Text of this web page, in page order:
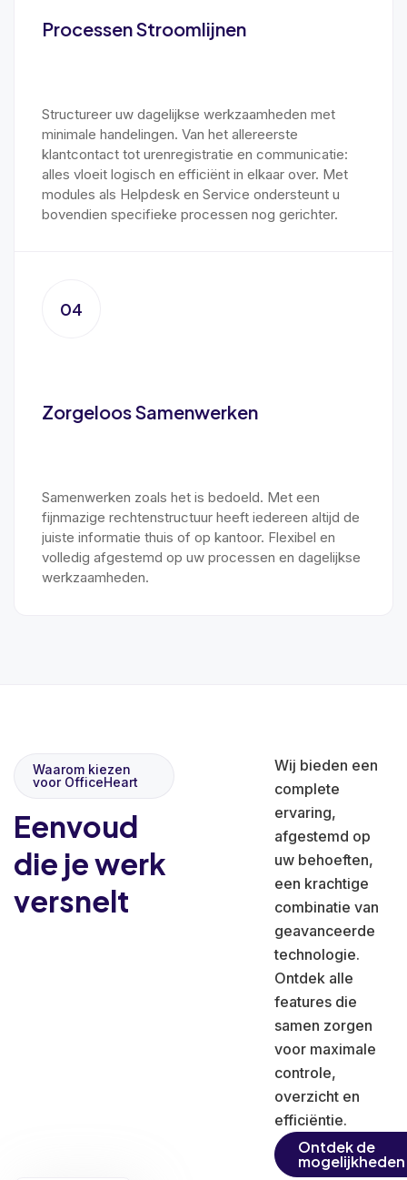
Processen Stroomlijnen
Structureer uw dagelijkse werkzaamheden met
minimale handelingen. Van het allereerste
klantcontact tot urenregistratie en communicatie:
alles vloeit logisch en efficiënt in elkaar over. Met
modules als Helpdesk en Service ondersteunt u
bovendien specifieke processen nog gerichter.
04
Zorgeloos Samenwerken
Samenwerken zoals het is bedoeld. Met een
fijnmazige rechtenstructuur heeft iedereen altijd de
juiste informatie thuis of op kantoor. Flexibel en
volledig afgestemd op uw processen en dagelijkse
werkzaamheden.
Waarom kiezen
voor OfficeHeart
Eenvoud
die je werk
versnelt
Wij bieden een
complete
ervaring,
afgestemd op
uw behoeften,
een krachtige
combinatie van
geavanceerde
technologie.
Ontdek alle
features die
samen zorgen
voor maximale
controle,
overzicht en
efficiëntie.
Ontdek de
mogelijkheden